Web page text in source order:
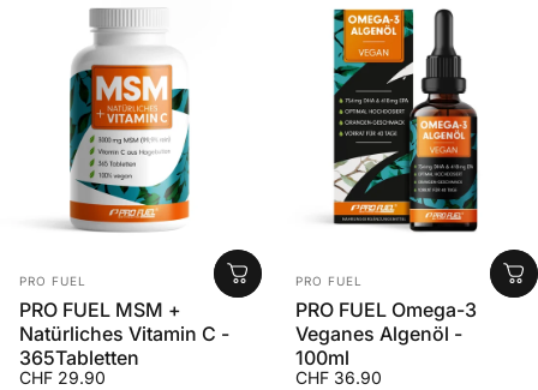
Anbieter:
PRO FUEL
PRO FUEL MSM +
Natürliches Vitamin C -
365Tabletten
CHF 29.90
Anbieter:
PRO FUEL
PRO FUEL Omega-3
Veganes Algenöl -
100ml
CHF 36.90